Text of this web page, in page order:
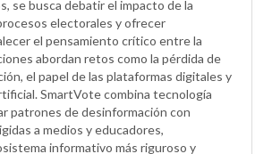
se busca debatir el impacto de la
electorales y ofrecer
el pensamiento crítico entre la
abordan retos como la pérdida de
el papel de las plataformas digitales y
SmartVote combina tecnología
patrones de desinformación con
a medios y educadores,
informativo más riguroso y